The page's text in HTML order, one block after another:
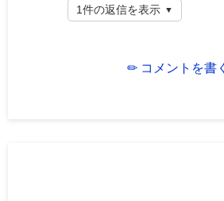
1件の返信を表示
✏ コメントを書く